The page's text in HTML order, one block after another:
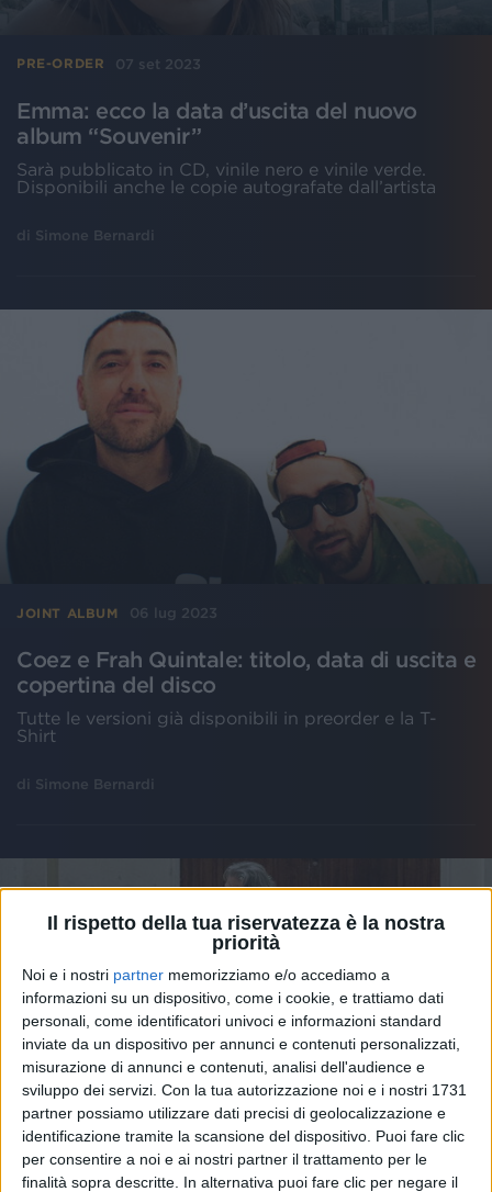
Il rispetto della tua riservatezza è la nostra
priorità
Noi e i nostri partner memorizziamo e/o accediamo a
informazioni su un dispositivo, come i cookie, e trattiamo dati
personali, come identificatori univoci e informazioni standard
inviate da un dispositivo per annunci e contenuti personalizzati,
misurazione di annunci e contenuti, analisi dell'audience e
sviluppo dei servizi. Con la tua autorizzazione noi e i nostri 1731
partner possiamo utilizzare dati precisi di geolocalizzazione e
identificazione tramite la scansione del dispositivo. Puoi fare clic
per consentire a noi e ai nostri partner il trattamento per le
finalità sopra descritte. In alternativa puoi fare clic per negare il
PRE-ORDER 07 set 2023
Emma: ecco la data d’uscita del nuovo
album “Souvenir”
Sarà pubblicato in CD, vinile nero e vinile verde.
Disponibili anche le copie autografate dall’artista
di Simone Bernardi
JOINT ALBUM 06 lug 2023
Coez e Frah Quintale: titolo, data di uscita e
copertina del disco
Tutte le versioni già disponibili in preorder e la T-
Shirt
di Simone Bernardi
LIBRI 19 apr 2022